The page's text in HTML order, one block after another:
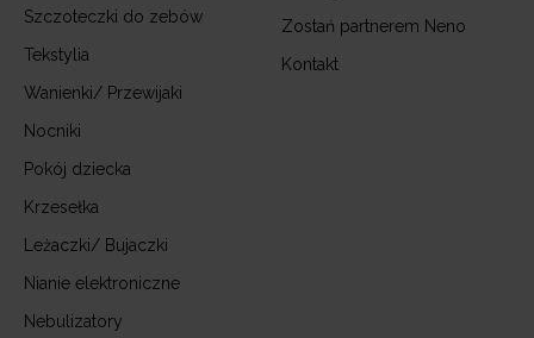
Szczoteczki do zebów
Tekstylia
Wanienki/ Przewijaki
Nocniki
Pokój dziecka
Krzesełka
Leżaczki/ Bujaczki
Nianie elektroniczne
Nebulizatory
Zostań partnerem Neno
Kontakt